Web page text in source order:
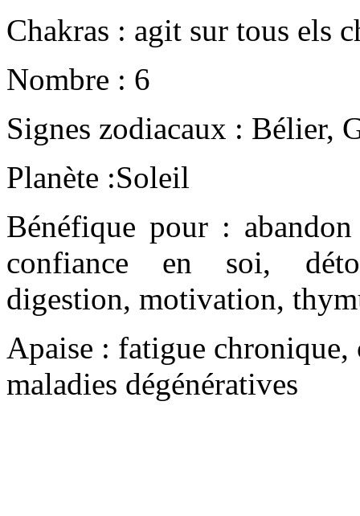
Chakras : agit sur tous els
Nombre : 6
Signes zodiacaux : Bélier,
Planète :Soleil
Bénéfique pour :
confiance en soi,
digestion, motivation,
Apaise : fatigue chronique,
maladies dégénératives